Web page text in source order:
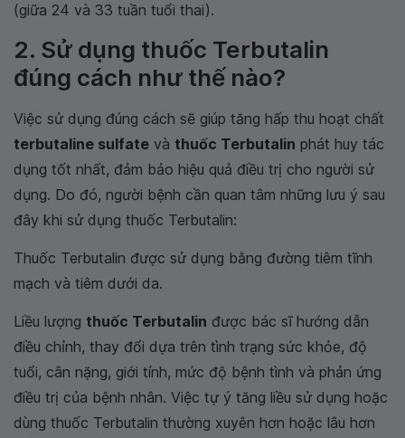
(giữa 24 và 33 tuần tuổi thai).
2. Sử dụng thuốc Terbutalin
đúng cách như thế nào?
Việc sử dụng đúng cách sẽ giúp tăng hấp thu hoạt chất
terbutaline sulfate và thuốc Terbutalin phát huy tác
dụng tốt nhất, đảm bảo hiệu quả điều trị cho người sử
dụng. Do đó, người bệnh cần quan tâm những lưu ý sau
đây khi sử dụng thuốc Terbutalin:
Thuốc Terbutalin được sử dụng bằng đường tiêm tĩnh
mạch và tiêm dưới da.
Liều lượng thuốc Terbutalin được bác sĩ hướng dẫn
điều chỉnh, thay đổi dựa trên tình trạng sức khỏe, độ
tuổi, cân nặng, giới tính, mức độ bệnh tình và phản ứng
điều trị của bệnh nhân. Việc tự ý tăng liều sử dụng hoặc
dùng thuốc Terbutalin thường xuyên hơn hoặc lâu hơn